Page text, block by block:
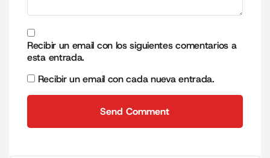
Recibir un email con los siguientes comentarios a
esta entrada.
Recibir un email con cada nueva entrada.
Send Comment